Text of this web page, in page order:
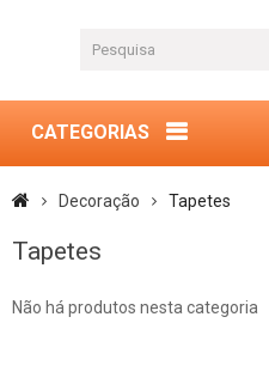
CATEGORIAS
Decoração Tapetes
Tapetes
Não há produtos nesta categoria